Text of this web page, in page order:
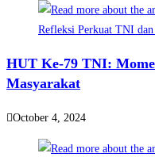
HUT Ke-79 TNI:
Masyarakat
October 4, 2024